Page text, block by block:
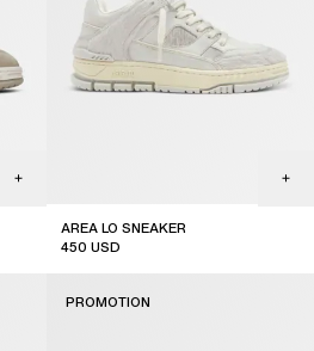
AREA LO SNEAKER
450 USD
PROMOTION